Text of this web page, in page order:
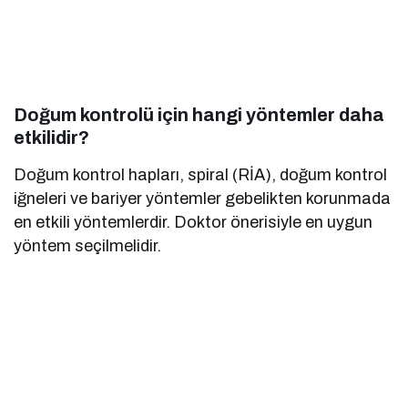
Doğum kontrolü için hangi yöntemler daha
etkilidir?
Doğum kontrol hapları, spiral (RİA), doğum kontrol
iğneleri ve bariyer yöntemler gebelikten korunmada
en etkili yöntemlerdir. Doktor önerisiyle en uygun
yöntem seçilmelidir.